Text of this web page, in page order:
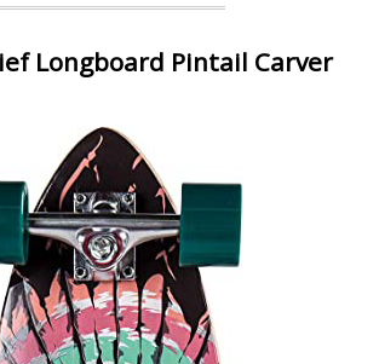
Longboard Pintail Carver